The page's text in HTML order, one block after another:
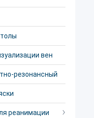
вен
резонансный
реанимации